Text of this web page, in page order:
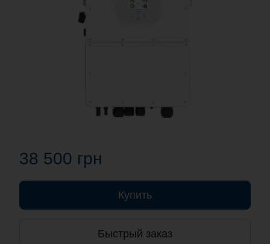
38 500 грн
Купить
Быстрый заказ